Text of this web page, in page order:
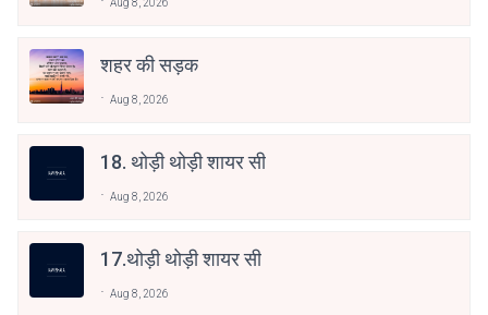
Aug 8, 2026
शहर की सड़क
Aug 8, 2026
18. थोड़ी थोड़ी शायर सी
Aug 8, 2026
17.थोड़ी थोड़ी शायर सी
Aug 8, 2026